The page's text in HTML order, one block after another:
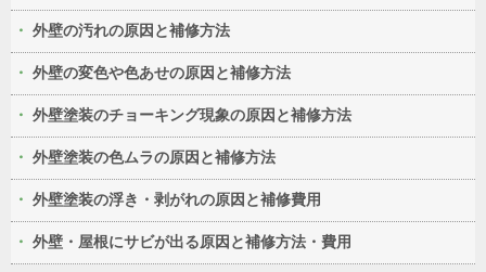
外壁の汚れの原因と補修方法
外壁の変色や色あせの原因と補修方法
外壁塗装のチョーキング現象の原因と補修方法
外壁塗装の色ムラの原因と補修方法
外壁塗装の浮き・剥がれの原因と補修費用
外壁・屋根にサビが出る原因と補修方法・費用